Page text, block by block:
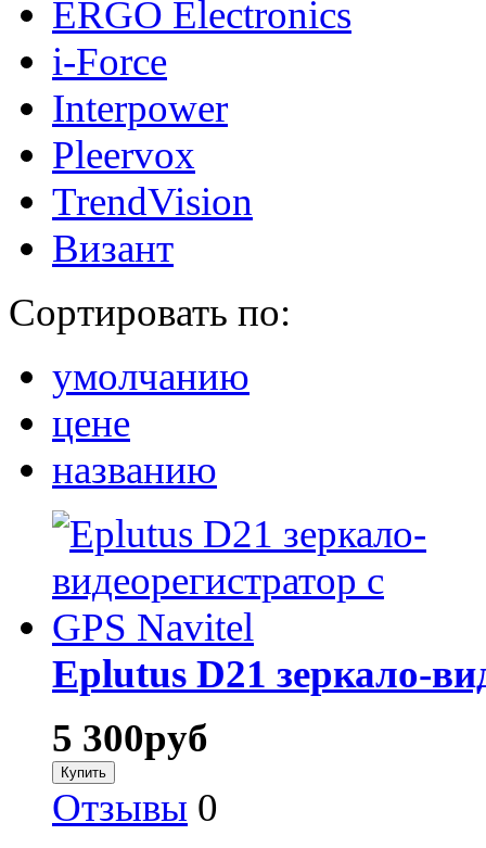
ERGO Electronics
i-Force
Interpower
Pleervox
TrendVision
Визант
Сортировать по:
умолчанию
цене
названию
Eplutus D21 зеркало-
5 300руб
Отзывы 0